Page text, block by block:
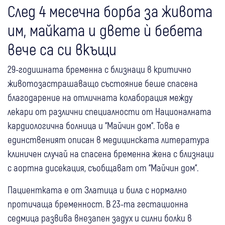
След 4 месечна борба за живота
им, майката и двете ѝ бебета
вече са си вкъщи
29-годишната бременна с близнаци в критично
животозастрашаващо състояние беше спасена
благодарение на отличната колаборация между
лекари от различни специалности от Националната
кардиологична болница и “Майчин дом“. Това е
единственият описан в медицинската литература
клиничен случай на спасена бременна жена с близнаци
с аортна дисекация, съобщават от “Майчин дом“.
Пациентката е от Златица и била с нормално
протичаща бременност. В 23-та гестационна
седмица развива внезапен задух и силни болки в